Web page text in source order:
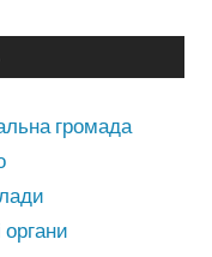
громада